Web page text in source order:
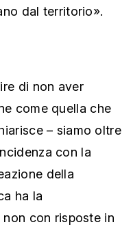
dal territorio».
di non aver
come quella che
– siamo oltre
con la
della
ha la
con risposte in